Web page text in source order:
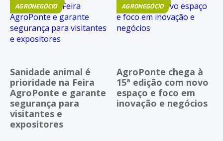
AGRONEGÓCIO
Sanidade animal é
prioridade na Feira
AgroPonte e garante
segurança para
visitantes e
expositores
AGRONEGÓCIO
AgroPonte chega à
15ª edição com novo
espaço e foco em
inovação e negócios